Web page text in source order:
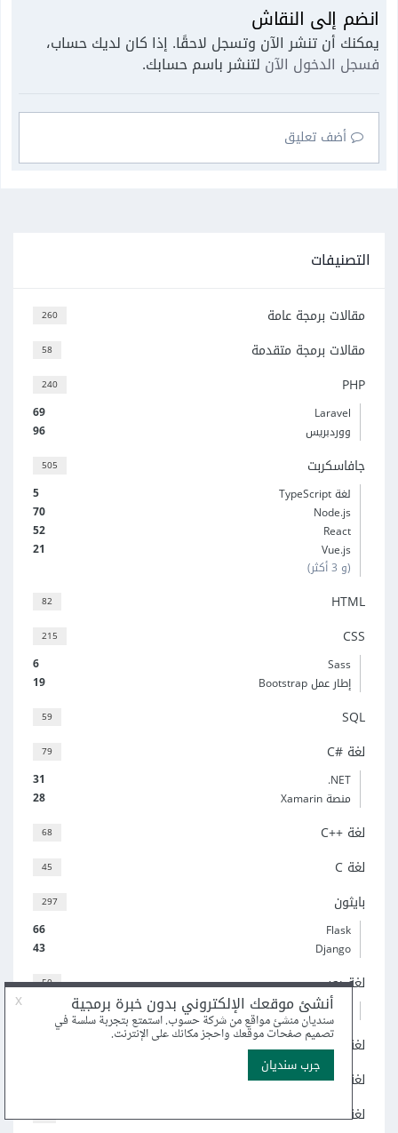
انضم إلى النقاش
يمكنك أن تنشر الآن وتسجل لاحقًا. إذا كان لديك حساب،
فسجل الدخول الآن لتنشر باسم حسابك.
أضف تعليق
التصنيفات
260 مقالات برمجة عامة
58 مقالات برمجة متقدمة
240 PHP
69
Laravel
96
ووردبريس
505 جافاسكربت
5
لغة TypeScript
70
Node.js
52
React
21
Vue.js
(و 3 أكثر)
82 HTML
215 CSS
6
Sass
19
إطار عمل Bootstrap
59 SQL
79 لغة C#‎
31
‎.NET
28
منصة Xamarin
68 لغة C++‎
45 لغة C
297 بايثون
66
Flask
43
Django
50 لغة روبي
إطار العمل Ruby on Rails
لغة Go
لغة جافا
لغة Kotlin